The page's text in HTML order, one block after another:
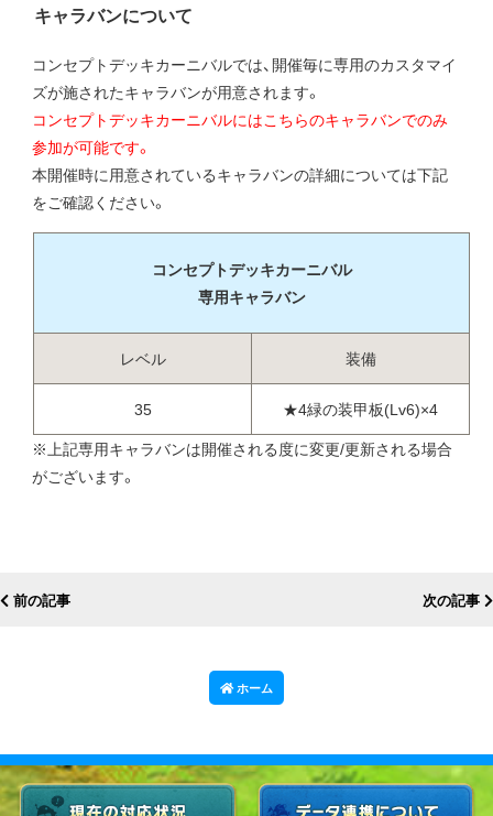
キャラバンについて
コンセプトデッキカーニバルでは、開催毎に専用のカスタマイ
ズが施されたキャラバンが用意されます。
コンセプトデッキカーニバルにはこちらのキャラバンでのみ
参加が可能です。
本開催時に用意されているキャラバンの詳細については下記
をご確認ください。
コンセプトデッキカーニバル
専用キャラバン
レベル 装備
35
★4緑の装甲板(Lv6)×4
※上記専用キャラバンは開催される度に変更/更新される場合
がございます。
前の記事 次の記事
ホーム